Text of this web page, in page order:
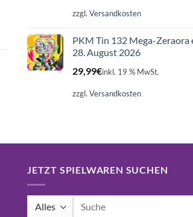
zzgl. Versandkosten
PKM Tin 132 Mega-Zeraora
28. August 2026
29,99€inkl. 19 % MwSt.
zzgl. Versandkosten
JETZT SPIELWAREN SUCHEN
Suchen